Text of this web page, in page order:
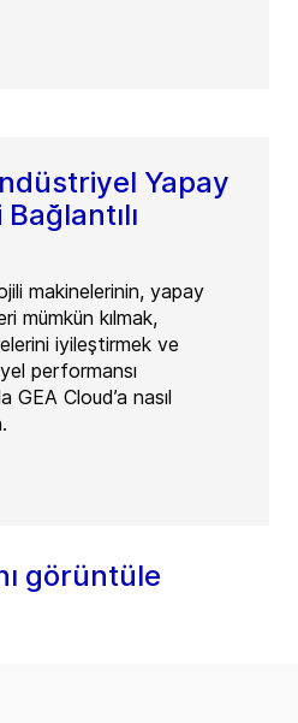
Yapay
makinelerinin, yapay
mümkün kılmak,
iyileştirmek ve
performansı
GEA Cloud’a nasıl
görüntüle